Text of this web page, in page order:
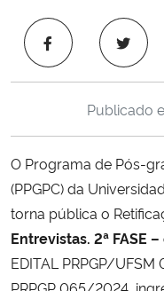
Ministério de Minas e Energia
Ministério da Ciência,
Ministério do Turismo
Ministério do Desenvolvimento
Controladoria-Geral da União
Publicado
O Programa de Pós-
(PPGPC) da
torna pública o
Entrevistas. 2ª FASE
EDITAL PRPGP/
PRPGP 065/2024,